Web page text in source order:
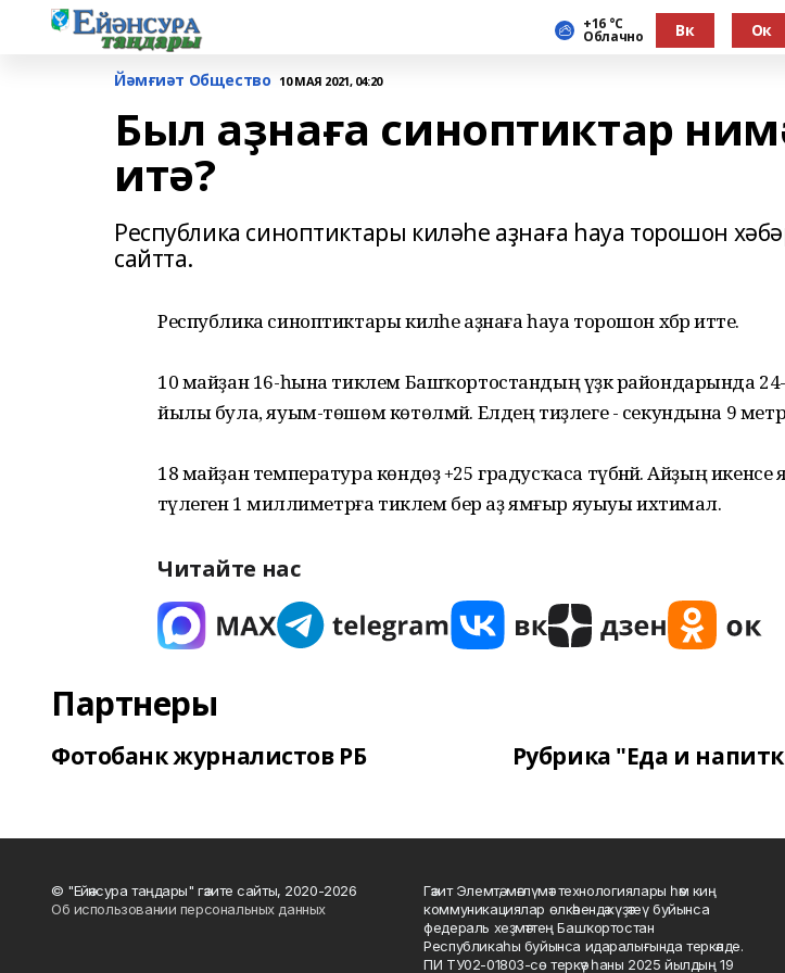
+16 °С
Облачно Вк Ок
Йәмғиәт Общество 10 МАЯ 2021, 04:20
Был аҙнаға синоптиктар
итә?
Республика синоптиктары киләһе аҙнаға һауа торошон
сайтта.
Республика синоптиктары киләһе аҙнаға һауа торошон хәбәр итте.
10 майҙан 16-һына тиклем Башҡортостандың үҙәк райондарында
йылы була, яуым-төшөм көтөлмәй. Елдең тиҙлеге - секундына 9
18 майҙан температура көндөҙ +25 градусҡаса түбәнәйә. Айҙың
тәүлегенә 1 миллиметрға тиклем бер аҙ ямғыр яуыуы ихтимал.
Читайте нас
Партнеры
Фотобанк журналистов РБ Рубрика "Еда и
© "Ейәнсура таңдары" гәзите сайты, 2020-2026
Об использовании персональных данных
Гәзит Элемтә, мәғлүмәт технологиялары һәм киң
коммуникациялар өлкәһендә күҙәтеү буйынса
федераль хеҙмәттең Башҡортостан
Республикаһы буйынса идаралығында теркәлде.
ПИ ТУ02-01803-сө теркәү һаны 2025 йылдың 19